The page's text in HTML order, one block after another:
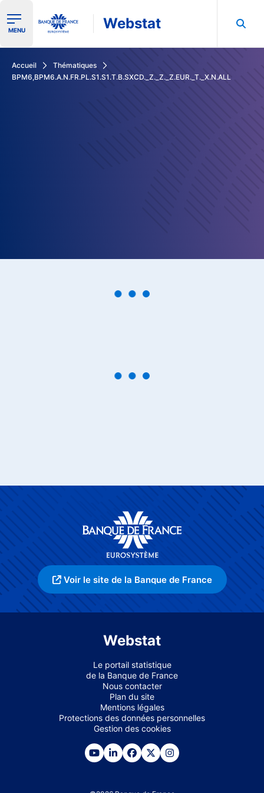
Ouvrir le menu de navigation
MENU Webstat
Accueil
Thématiques
BPM6,BPM6.A.N.FR.PL.S1.S1.T.B.SXCD._Z._Z._Z.EUR._T._X.N.ALL
Voir le site de la Banque de France
Webstat
Le portail statistique
de la Banque de France
Nous contacter
Plan du site
Mentions légales
Protections des données personnelles
Gestion des cookies